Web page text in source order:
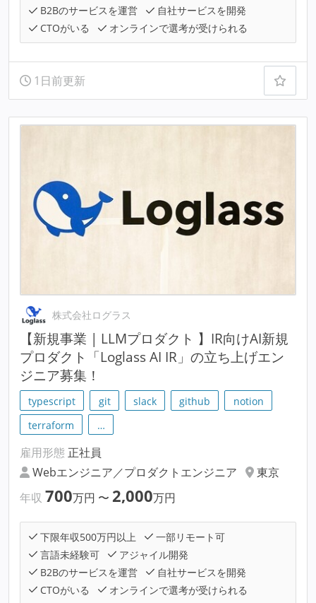
B2Bのサービスを運営
自社サービスを開発
CTOがいる
オンラインで選考が受けられる
1日前更新
株式会社ログラス
【新規事業 | LLMプロダクト 】IR向けAI新規
プロダクト「Loglass AI IR」の立ち上げエン
ジニア募集！
typescript git slack github
notion
terraform
…
雇用形態 正社員
Webエンジニア／プロダクトエンジニア
東京
年収 700万円 〜 2,000万円
下限年収500万円以上
一部リモート可
言語未経験可
アジャイル開発
B2Bのサービスを運営
自社サービスを開発
CTOがいる
オンラインで選考が受けられる